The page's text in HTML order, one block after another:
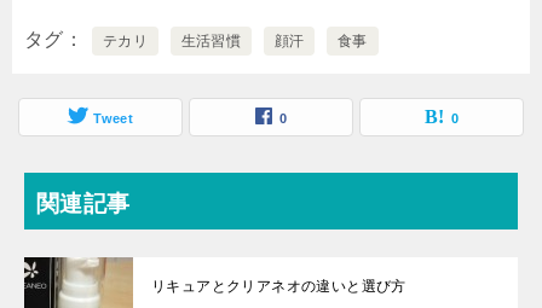
タグ テカリ 生活習慣 顔汗 食事
Tweet 0 0
関連記事
リキュアとクリアネオの違いと選び方